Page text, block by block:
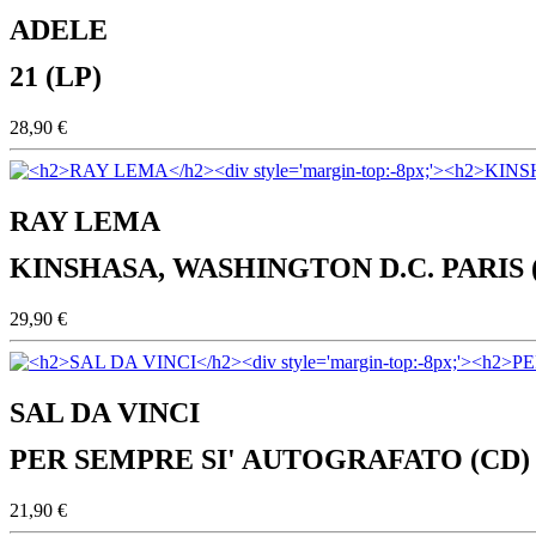
ADELE
21 (LP)
28,90 €
RAY LEMA
KINSHASA, WASHINGTON D.C. PARIS
29,90 €
SAL DA VINCI
PER SEMPRE SI' AUTOGRAFATO (CD)
21,90 €